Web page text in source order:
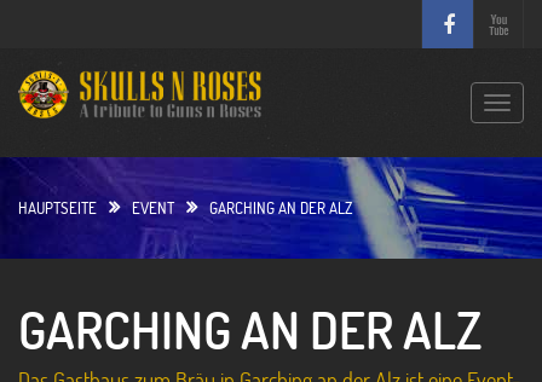
o
T
g
l
e
HAUPTSEITE EVENT GARCHING AN DER ALZ
GARCHING AN DER ALZ